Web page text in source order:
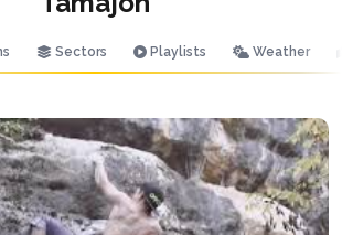
Sectors Playlists Weather